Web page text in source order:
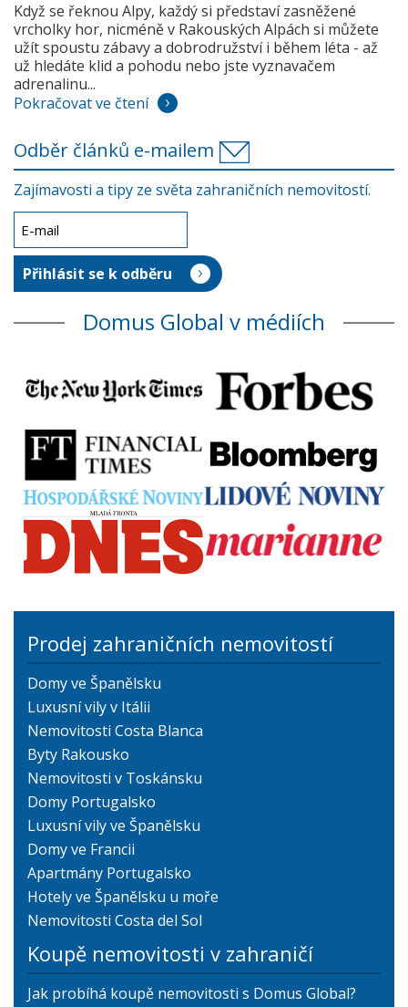
Když se řeknou Alpy, každý si představí zasněžené
vrcholky hor, nicméně v Rakouských Alpách si můžete
užít spoustu zábavy a dobrodružství i během léta - až
už hledáte klid a pohodu nebo jste vyznavačem
adrenalinu...
Pokračovat ve čtení
Odběr článků e-mailem
Zajímavosti a tipy ze světa zahraničních nemovitostí.
Domus Global v médiích
Prodej zahraničních nemovitostí
Domy ve Španělsku
Luxusní vily v Itálii
Nemovitosti Costa Blanca
Byty Rakousko
Nemovitosti v Toskánsku
Domy Portugalsko
Luxusní vily ve Španělsku
Domy ve Francii
Apartmány Portugalsko
Hotely ve Španělsku u moře
Nemovitosti Costa del Sol
Koupě nemovitosti v zahraničí
Jak probíhá koupě nemovitosti s Domus Global?